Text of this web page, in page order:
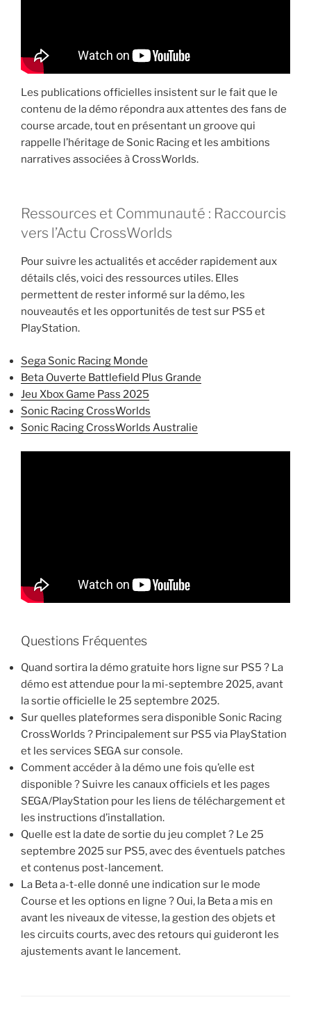
Les publications officielles insistent sur le fait que le
contenu de la démo répondra aux attentes des fans de
course arcade, tout en présentant un groove qui
rappelle l’héritage de Sonic Racing et les ambitions
narratives associées à CrossWorlds.
Ressources et Communauté : Raccourcis
vers l’Actu CrossWorlds
Pour suivre les actualités et accéder rapidement aux
détails clés, voici des ressources utiles. Elles
permettent de rester informé sur la démo, les
nouveautés et les opportunités de test sur PS5 et
PlayStation.
Sega Sonic Racing Monde
Beta Ouverte Battlefield Plus Grande
Jeu Xbox Game Pass 2025
Sonic Racing CrossWorlds
Sonic Racing CrossWorlds Australie
Questions Fréquentes
Quand sortira la démo gratuite hors ligne sur PS5 ? La
démo est attendue pour la mi-septembre 2025, avant
la sortie officielle le 25 septembre 2025.
Sur quelles plateformes sera disponible Sonic Racing
CrossWorlds ? Principalement sur PS5 via PlayStation
et les services SEGA sur console.
Comment accéder à la démo une fois qu’elle est
disponible ? Suivre les canaux officiels et les pages
SEGA/PlayStation pour les liens de téléchargement et
les instructions d’installation.
Quelle est la date de sortie du jeu complet ? Le 25
septembre 2025 sur PS5, avec des éventuels patches
et contenus post-lancement.
La Beta a-t-elle donné une indication sur le mode
Course et les options en ligne ? Oui, la Beta a mis en
avant les niveaux de vitesse, la gestion des objets et
les circuits courts, avec des retours qui guideront les
ajustements avant le lancement.